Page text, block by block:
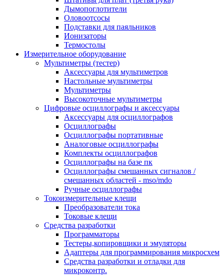
Дымопоглотители
Оловоотсосы
Подставки для паяльников
Ионизаторы
Термостолы
Измерительное оборудование
Мультиметры (тестер)
Аксессуары для мультиметров
Настольные мультиметры
Мультиметры
Высокоточные мультиметры
Цифровые осциллографы и аксессуары
Аксессуары для осциллографов
Осциллографы
Осциллографы портативные
Аналоговые осциллографы
Комплекты осциллографов
Осциллографы на базе пк
Осциллографы смешанных сигналов /
смешанных областей - mso/mdo
Ручные осциллографы
Токоизмерительные клещи
Преобразователи тока
Токовые клещи
Средства разработки
Программаторы
Тестеры,копировщики и эмуляторы
Адаптеры для программирования микросхем
Cредства разработки и отладки для
микроконтр.